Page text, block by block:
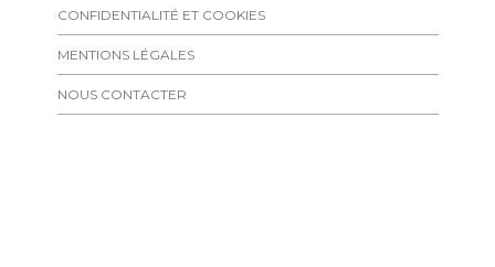
CONFIDENTIALITÉ ET COOKIES
MENTIONS LÉGALES
NOUS CONTACTER